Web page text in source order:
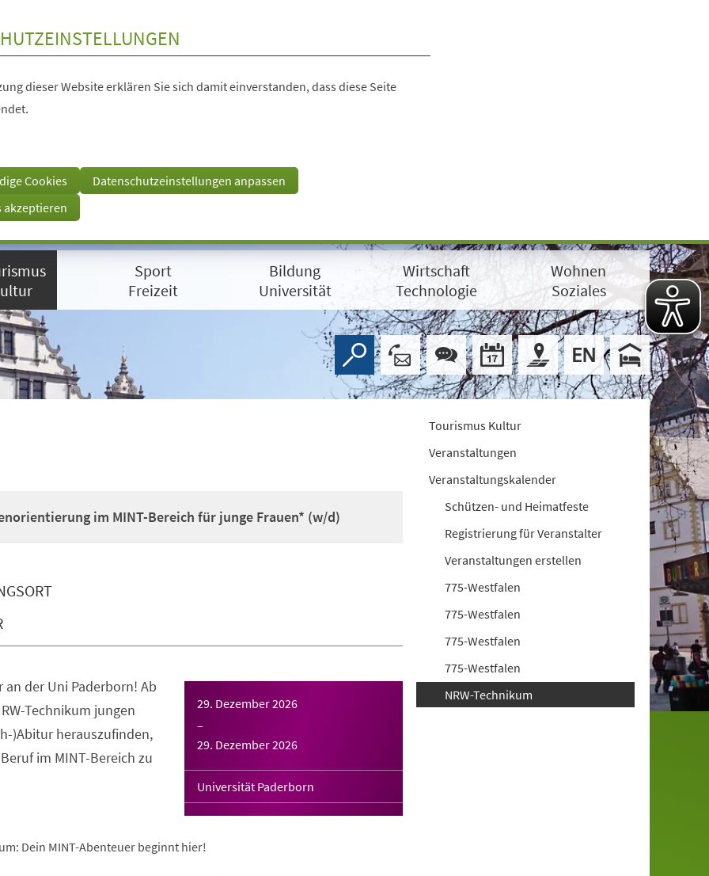
dieser Website erklären Sie sich damit einverstanden, dass diese Seite
Cookies
Datenschutzeinstellungen anpassen
akzeptieren
Sport
Freizeit
Bildung
Universität
Wirtschaft
Technologie
Wohnen
Soziales
im MINT-Bereich für junge Frauen* (w/d)
29. Dezember 2026
–
29. Dezember 2026
Universität Paderborn
an der Uni Paderborn! Ab
Technikum jungen
)Abitur herauszufinden,
im MINT-Bereich zu
Dein MINT-Abenteuer beginnt hier!
Tourismus Kultur
Veranstaltungen
Veranstaltungskalender
Schützen- und Heimatfeste
Registrierung für Veranstalter
Veranstaltungen erstellen
775-Westfalen
775-Westfalen
775-Westfalen
775-Westfalen
NRW-Technikum